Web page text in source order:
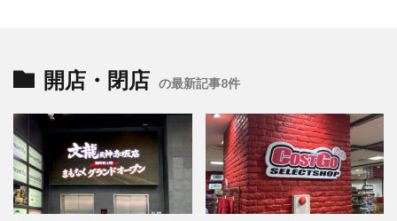
開店・閉店 の最新記事8件